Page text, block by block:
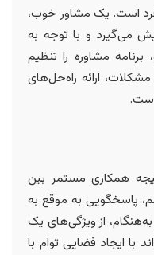
است. یک مشاور خوب،
می‌گیرد و با توجه به
مشاوره را تنظیم
ارائه راه‌حل‌های
است.
همکاری مستمر بین
پاسخگویی به موقع به
از ویژگی‌های یک
با ایجاد فضایی توام با